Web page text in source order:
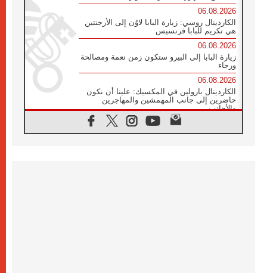
06.08.2026
الكاردينال روسي: زيارة البابا لاوُن إلى الأرجنتين
هي تكريم للبابا فرنسيس
06.08.2026
زيارة البابا إلى البيرو ستكون زمن نعمة ومصالحة
ورجاء
06.08.2026
الكاردينال بارولين في المكسيك: علينا أن نكون
حاضرين إلى جانب المهمشين والمهاجرين
والأجانب
البابا لاوُن الرابع عشر للشباب في أسيزي: